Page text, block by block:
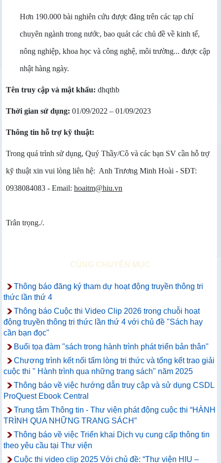
Hơn 190.000 bài nghiên cứu được đăng trên các tạp chí
chuyên ngành trong nước, bao quát các chủ đề về kinh tế,
nông nghiệp, khoa học và công nghệ, môi trường... được cập
nhật hàng ngày.
Tên truy cập và mật khẩu: dhqthb
Thời gian sử dụng: 01/09/2022 – 01/09/2023
Thông tin hỗ trợ kỹ thuật:
Trong quá trình sử dụng, Quý Thầy/Cô và các bạn SV cần hỗ trợ
kỹ thuật xin vui lòng liên hệ: Anh Trương Minh Hoài - SĐT:
0938084083 - Email: hoaitm@hiu.vn
Trân trọng./.
CÙNG CHUYÊN MỤC
Thông báo đăng ký tham dự hoạt động truyền thông tri
thức lần thứ 4
Thông báo Cuộc thi Video Clip 2026 trong chuỗi hoạt
động truyền thông tri thức lần thứ 4 với chủ đề "Sách hay
cần bạn đọc"
Buổi tọa đàm "sách trong hành trình phát triển bản thân"
Chương trình kết nối tấm lòng tri thức và tổng kết trao giải
cuộc thi " Hành trình qua những trang sách" năm 2025
Thông báo về việc hướng dẫn truy cập và sử dụng CSDL
ProQuest Ebook Central
Trung tâm Thông tin - Thư viện phát động cuộc thi “HÀNH
TRÌNH QUA NHỮNG TRANG SÁCH”
Thông báo về việc Triển khai Dịch vụ cung cấp thông tin
theo yêu cầu tại Thư viện
Cuộc thi video clip 2025 Với chủ đề: “Thư viện HIU –